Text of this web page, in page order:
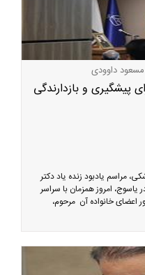
مسعود داوودی
پیشگیری و بازدارندگی
مراسم یادبود زنده یاد دکتر
امروز همزمان با سراسر
اعضای خانواده آن مرحوم،